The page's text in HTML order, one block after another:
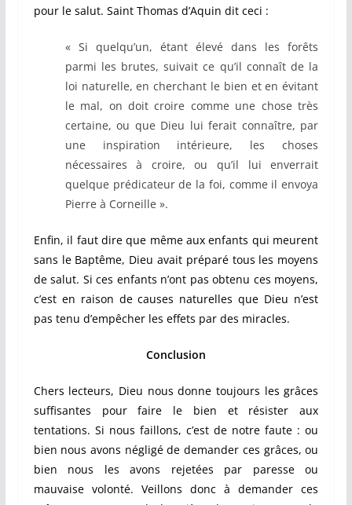
pour le salut. Saint Thomas d’Aquin dit ceci :
« Si quelqu’un, étant élevé dans les forêts
parmi les brutes, suivait ce qu’il connaît de la
loi naturelle, en cherchant le bien et en évitant
le mal, on doit croire comme une chose très
certaine, ou que Dieu lui ferait connaître, par
une inspiration intérieure, les choses
nécessaires à croire, ou qu’il lui enverrait
quelque prédicateur de la foi, comme il envoya
Pierre à Corneille ».
Enfin, il faut dire que même aux enfants qui meurent
sans le Baptême, Dieu avait préparé tous les moyens
de salut. Si ces enfants n’ont pas obtenu ces moyens,
c’est en raison de causes naturelles que Dieu n’est
pas tenu d’empêcher les effets par des miracles.
Conclusion
Chers lecteurs, Dieu nous donne toujours les grâces
suffisantes pour faire le bien et résister aux
tentations. Si nous faillons, c’est de notre faute : ou
bien nous avons négligé de demander ces grâces, ou
bien nous les avons rejetées par paresse ou
mauvaise volonté. Veillons donc à demander ces